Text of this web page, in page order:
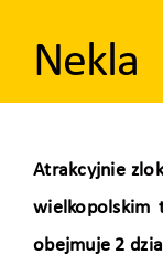
Wynajem
Nekla
Atrakcyjnie
wielkopolskim
obejmuje 2